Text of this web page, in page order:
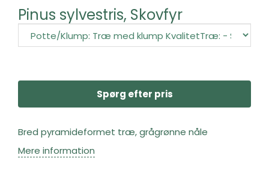
Pinus sylvestris, Skovfyr
Spørg efter pris
Bred pyramideformet træ, grågrønne nåle
Mere information